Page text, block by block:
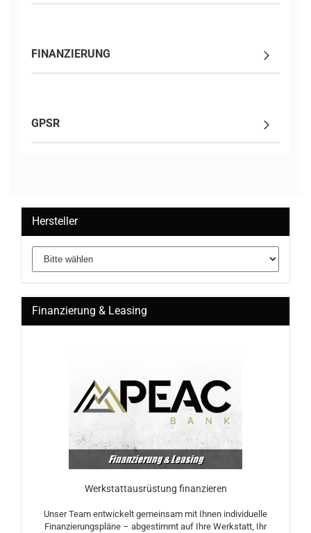
FINANZIERUNG
GPSR
Hersteller
Finanzierung & Leasing
Werkstattausrüstung finanzieren
Unser Team entwickelt gemeinsam mit Ihnen individuelle
Finanzierungspläne – abgestimmt auf Ihre Werkstatt, Ihr